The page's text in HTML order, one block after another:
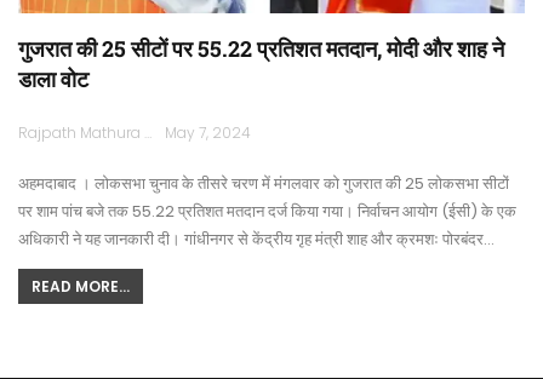
गुजरात की 25 सीटों पर 55.22 प्रतिशत मतदान, मोदी और शाह ने
डाला वोट
Rajpath Mathura May 7, 2024
अहमदाबाद । लोकसभा चुनाव के तीसरे चरण में मंगलवार को गुजरात की 25 लोकसभा सीटों
पर शाम पांच बजे तक 55.22 प्रतिशत मतदान दर्ज किया गया। निर्वाचन आयोग (ईसी) के एक
अधिकारी ने यह जानकारी दी। गांधीनगर से केंद्रीय गृह मंत्री शाह और क्रमशः पोरबंदर…
READ MORE...